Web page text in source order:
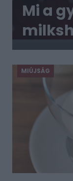
Mi a
Így
MIÚJSÁG